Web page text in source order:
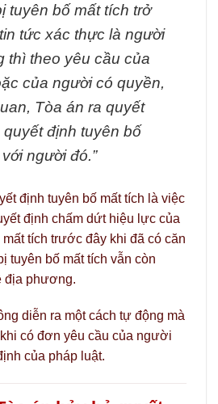
tuyên bố mất tích trở
tức xác thực là người
thì theo yêu cầu của
của người có quyền,
Tòa án ra quyết
định tuyên bố
người đó.”
định tuyên bố mất tích là việc
định chấm dứt hiệu lực của
tích trước đây khi đã có căn
tuyên bố mất tích vẫn còn
địa phương.
diễn ra một cách tự động mà
có đơn yêu cầu của người
của pháp luật.